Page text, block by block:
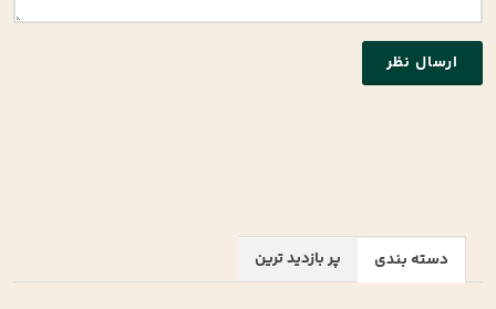
ارسال نظر
دسته بندی پر بازدید ترین